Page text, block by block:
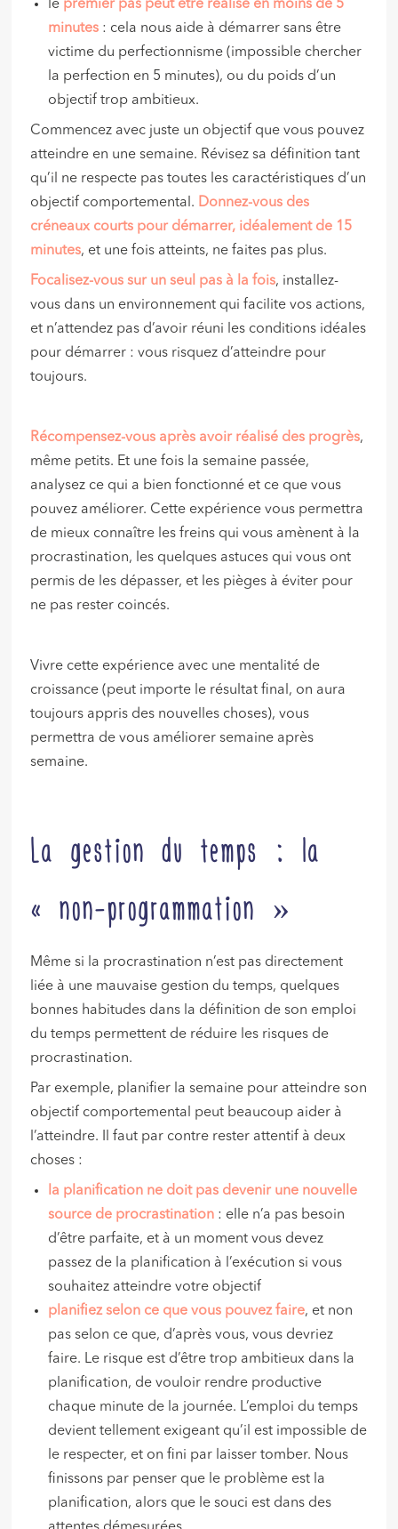
le premier pas peut être réalisé en moins de 5
minutes : cela nous aide à démarrer sans être
victime du perfectionnisme (impossible chercher
la perfection en 5 minutes), ou du poids d’un
objectif trop ambitieux.
Commencez avec juste un objectif que vous pouvez
atteindre en une semaine. Révisez sa définition tant
qu’il ne respecte pas toutes les caractéristiques d’un
objectif comportemental. Donnez-vous des
créneaux courts pour démarrer, idéalement de 15
minutes, et une fois atteints, ne faites pas plus.
Focalisez-vous sur un seul pas à la fois, installez-
vous dans un environnement qui facilite vos actions,
et n’attendez pas d’avoir réuni les conditions idéales
pour démarrer : vous risquez d’atteindre pour
toujours.
Récompensez-vous après avoir réalisé des progrès,
même petits. Et une fois la semaine passée,
analysez ce qui a bien fonctionné et ce que vous
pouvez améliorer. Cette expérience vous permettra
de mieux connaître les freins qui vous amènent à la
procrastination, les quelques astuces qui vous ont
permis de les dépasser, et les pièges à éviter pour
ne pas rester coincés.
Vivre cette expérience avec une mentalité de
croissance (peut importe le résultat final, on aura
toujours appris des nouvelles choses), vous
permettra de vous améliorer semaine après
semaine.
La gestion du temps : la
« non-programmation »
Même si la procrastination n’est pas directement
liée à une mauvaise gestion du temps, quelques
bonnes habitudes dans la définition de son emploi
du temps permettent de réduire les risques de
procrastination.
Par exemple, planifier la semaine pour atteindre son
objectif comportemental peut beaucoup aider à
l’atteindre. Il faut par contre rester attentif à deux
choses :
la planification ne doit pas devenir une nouvelle
source de procrastination : elle n’a pas besoin
d’être parfaite, et à un moment vous devez
passez de la planification à l’exécution si vous
souhaitez atteindre votre objectif
planifiez selon ce que vous pouvez faire, et non
pas selon ce que, d’après vous, vous devriez
faire. Le risque est d’être trop ambitieux dans la
planification, de vouloir rendre productive
chaque minute de la journée. L’emploi du temps
devient tellement exigeant qu’il est impossible de
le respecter, et on fini par laisser tomber. Nous
finissons par penser que le problème est la
planification, alors que le souci est dans des